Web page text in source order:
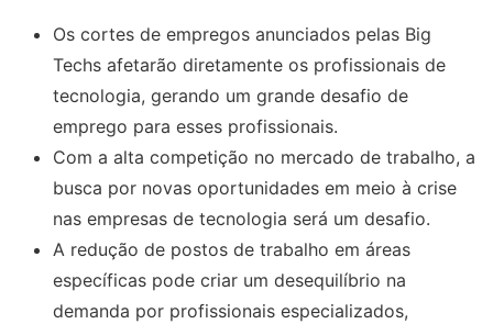
Os cortes de empregos anunciados pelas Big
Techs afetarão diretamente os profissionais de
tecnologia, gerando um grande desafio de
emprego para esses profissionais.
Com a alta competição no mercado de trabalho, a
busca por novas oportunidades em meio à crise
nas empresas de tecnologia será um desafio.
A redução de postos de trabalho em áreas
específicas pode criar um desequilíbrio na
demanda por profissionais especializados,